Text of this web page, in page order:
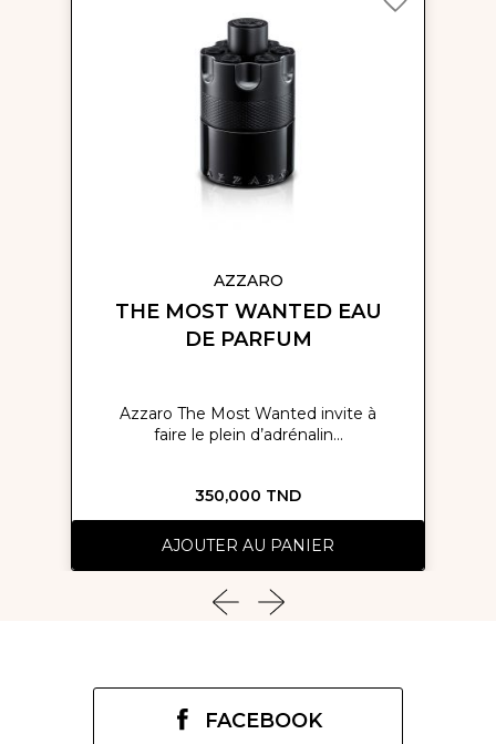
AZZARO
THE MOST WANTED EAU
DE PARFUM
Azzaro The Most Wanted invite à
faire le plein d’adrénalin...
350,000 TND
AJOUTER AU PANIER
FACEBOOK